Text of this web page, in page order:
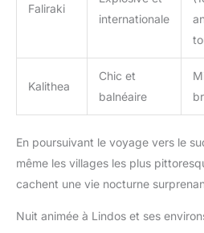
Faliraki
internationale
Kalithea
Chic et
balnéaire
En poursuivant le voyage vers le
même les villages les plus
cachent une vie nocturne
Nuit animée à Lindos et ses